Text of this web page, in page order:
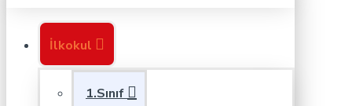
İlkokul
1.Sınıf